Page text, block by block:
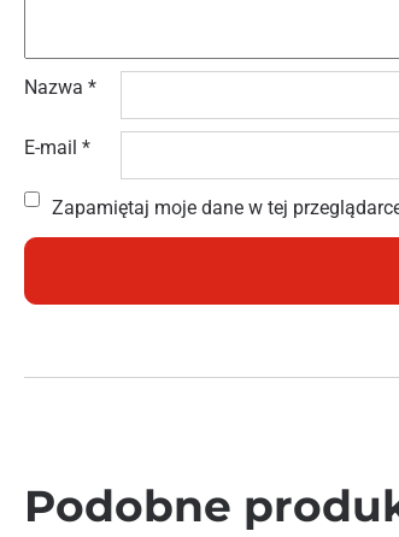
Nazwa *
E-mail *
Zapamiętaj moje dane w tej
Podobne